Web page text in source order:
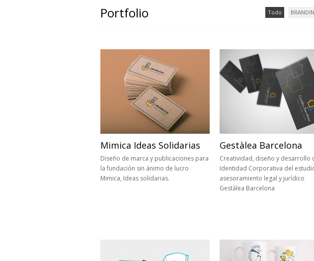
Portfolio Todo
Mimica Ideas Solidarias
Diseño de marca y publicaciones para
la fundación sin ánimo de lucro
Mimica, Ideas solidarias.
Gestàlea Barcelona
Creatividad, diseño y desarrollo
Identidad Corporativa del
asesoramiento legal y jurídico
Gestàlea Barcelona